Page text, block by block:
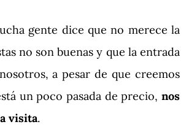
gente dice que no merece la
no son buenas y que la entrada
a pesar de que creemos
un poco pasada de precio, nos
visita.